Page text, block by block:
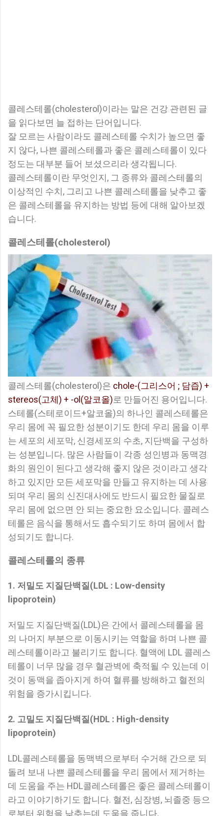
콜레스테롤(cholesterol)이라는 말은 건강 관련된 글
을 읽다보면 늘 접하는 단어입니다.
잘 모르는 사람이라도 콜레스테롤 수치가 높으면 좋
지 않다, 나쁜 콜레스테롤과 좋은 콜레스테롤이 있다
정도는 대부분 들어 보셨으리라 생각됩니다.
콜레스테롤이란 무엇인지, 그 종류와 콜레스테롤의
이상적인 수치, 그리고 나쁜 콜레스테롤을 낮추고 좋
은 콜레스테롤을 유지하는 방법 등에 대해 알아보겠
습니다.
콜레스테롤(cholesterol)
콜레스테롤(cholesterol)은 chole-(그리스어 ; 담즙) +
stereos(고체) + -ol(알코올)로 만들어진 용어입니다.
스테롤(스테로이드+알코올)의 하나인 콜레스테롤은
우리 몸에 꼭 필요한 성분이기도 한데 우리 몸을 이루
는 세포의 세포막, 신경세포의 수초, 지단백을 구성하
는 성분입니다. 많은 사람들이 각종 성인병과 동맥경
화의 원인이 된다고 생각해 좋지 않은 것이라고 생각
하고 있지만 모든 세포막을 만들고 유지하는 데 사용
되며 우리 몸의 신진대사에도 반드시 필요한 물질로
우리 몸에 없으면 안 되는 중요한 요소입니다. 콜레스
테롤은 음식을 통해서도 흡수되기도 하며 몸에서 합
성되기도 합니다.
콜레스테롤의 종류
1. 저밀도 지질단백질(LDL : Low-density
lipoprotein)
저밀도 지질단백질(LDL)은 간에서 콜레스테롤을 몸
의 나머지 부분으로 이동시키는 역할을 하며 나쁜 콜
레스테롤이라고 불리기도 합니다. 혈액에 LDL 콜레스
테롤이 너무 많을 경우 혈관벽에 축적될 수 있는데 이
것이 동맥을 좁아지게 하여 혈류를 방해하고 혈전의
위험을 증가시킵니다.
2. 고밀도 지질단백질(HDL : High-density
lipoprotein)
LDL콜레스테롤을 동맥벽으로부터 수거해 간으로 되
돌려 보내 나쁜 콜레스테롤을 우리 몸에서 제거하는
데 도움을 주는 HDL콜레스테롤은 좋은 콜레스테롤이
라고 이야기하기도 합니다. 혈전, 심장병, 뇌졸중 등으
로부터 위험을 낮추는데 도움을 줍니다.